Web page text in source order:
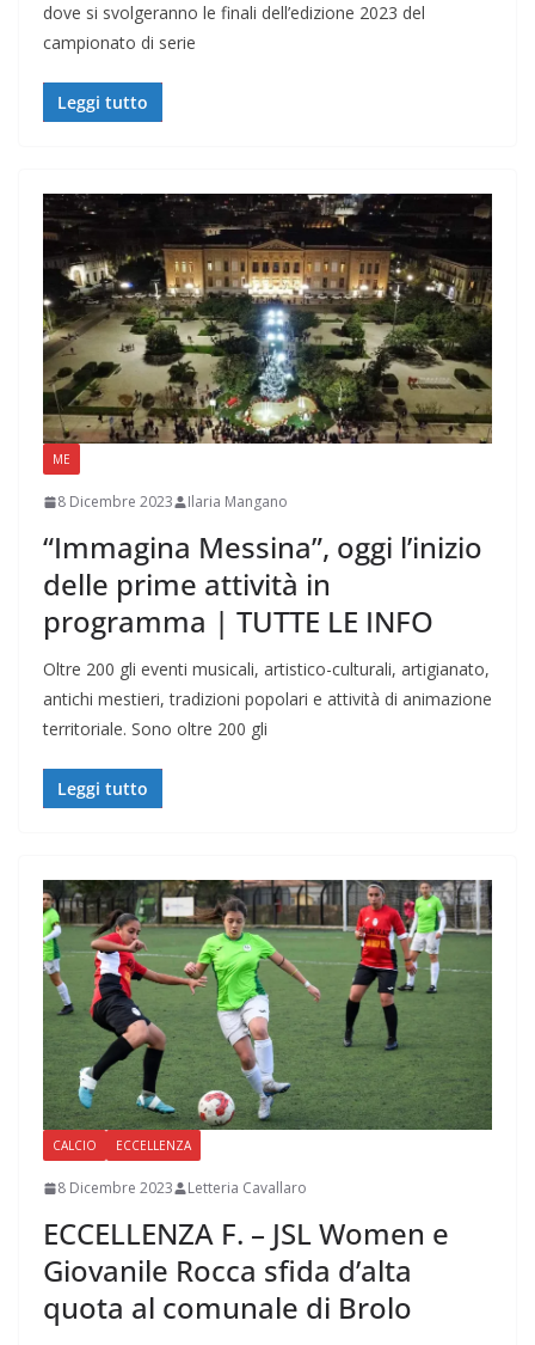
dove si svolgeranno le finali dell’edizione 2023 del
campionato di serie
Leggi tutto
ME
8 Dicembre 2023 Ilaria Mangano
“Immagina Messina”, oggi l’inizio
delle prime attività in
programma | TUTTE LE INFO
Oltre 200 gli eventi musicali, artistico-culturali, artigianato,
antichi mestieri, tradizioni popolari e attività di animazione
territoriale. Sono oltre 200 gli
Leggi tutto
CALCIO ECCELLENZA
8 Dicembre 2023 Letteria Cavallaro
ECCELLENZA F. – JSL Women e
Giovanile Rocca sfida d’alta
quota al comunale di Brolo